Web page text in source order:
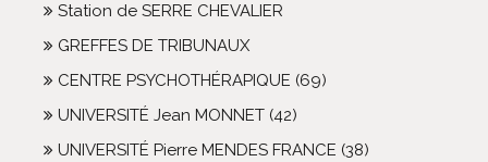
Station de SERRE CHEVALIER
GREFFES DE TRIBUNAUX
CENTRE PSYCHOTHÉRAPIQUE (69)
UNIVERSITÉ Jean MONNET (42)
UNIVERSITÉ Pierre MENDES FRANCE (38)